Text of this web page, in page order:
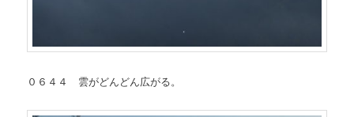
０６４４ 雲がどんどん広がる。